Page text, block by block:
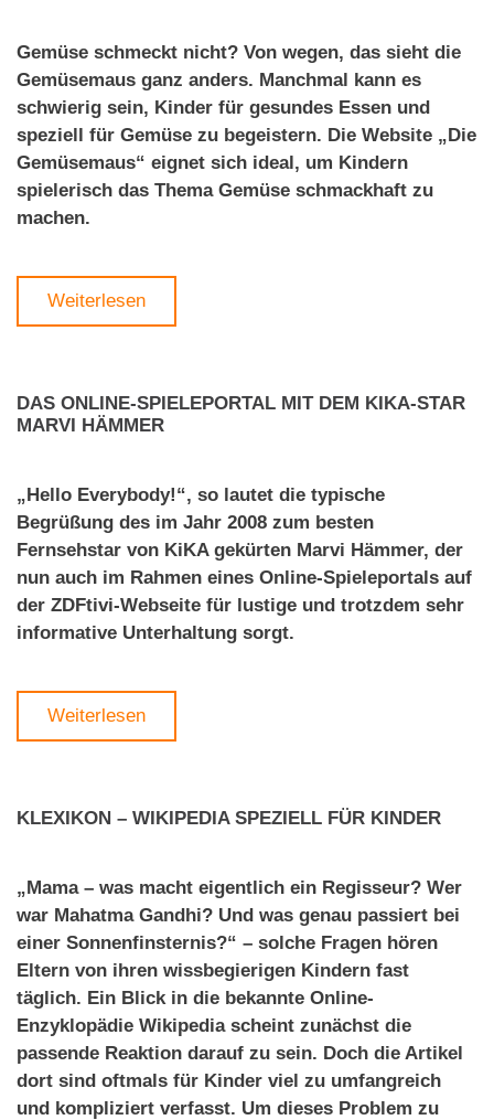
Gemüse schmeckt nicht? Von wegen, das sieht die
Gemüsemaus ganz anders. Manchmal kann es
schwierig sein, Kinder für gesundes Essen und
speziell für Gemüse zu begeistern. Die Website „Die
Gemüsemaus“ eignet sich ideal, um Kindern
spielerisch das Thema Gemüse schmackhaft zu
machen.
Weiterlesen
DAS ONLINE-SPIELEPORTAL MIT DEM KIKA-STAR
MARVI HÄMMER
„Hello Everybody!“, so lautet die typische
Begrüßung des im Jahr 2008 zum besten
Fernsehstar von KiKA gekürten Marvi Hämmer, der
nun auch im Rahmen eines Online-Spieleportals auf
der ZDFtivi-Webseite für lustige und trotzdem sehr
informative Unterhaltung sorgt.
Weiterlesen
KLEXIKON – WIKIPEDIA SPEZIELL FÜR KINDER
„Mama – was macht eigentlich ein Regisseur? Wer
war Mahatma Gandhi? Und was genau passiert bei
einer Sonnenfinsternis?“ – solche Fragen hören
Eltern von ihren wissbegierigen Kindern fast
täglich. Ein Blick in die bekannte Online-
Enzyklopädie Wikipedia scheint zunächst die
passende Reaktion darauf zu sein. Doch die Artikel
dort sind oftmals für Kinder viel zu umfangreich
und kompliziert verfasst. Um dieses Problem zu